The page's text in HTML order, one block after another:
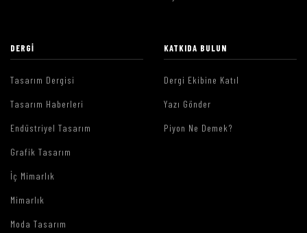
DERGI
Tasarım Dergisi
Tasarım Haberleri
Endüstriyel Tasarım
Grafik Tasarım
İç Mimarlık
Mimarlık
Moda Tasarım
KATKIDA BULUN
Dergi Ekibine Katıl
Yazı Gönder
Piyon Ne Demek?